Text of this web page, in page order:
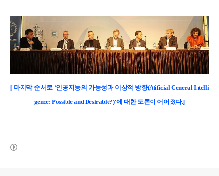
[마지막 순서로 ‘인공지능의 가능성과 이상적 방향(Atificial General Intelli
gence: Possible and Desirable?)’에 대한 토론이 어어졌다.]